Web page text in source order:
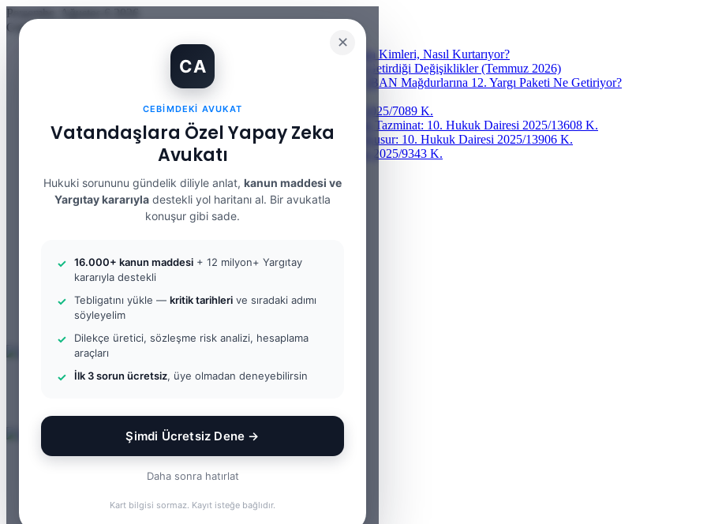
✕
CA
CEBIMDEKI AVUKAT
Vatandaşlara Özel Yapay Zeka
Avukatı
Hukuki sorununu gündelik diliyle anlat, kanun maddesi ve
Yargıtay kararıyla destekli yol haritanı al. Bir avukatla
konuşur gibi sade.
16.000+ kanun maddesi + 12 milyon+ Yargıtay
kararıyla destekli
Tebligatını yükle — kritik tarihleri ve sıradaki adımı
söyleyelim
Dilekçe üretici, sözleşme risk analizi, hesaplama
araçları
İlk 3 sorun ücretsiz, üye olmadan deneyebilirsin
Şimdi Ücretsiz Dene →
Daha sonra hatırlat
Kart bilgisi sormaz. Kayıt isteğe bağlıdır.
Perşembe, Ağustos 6 2026
Güncel Makale
İBAN Kiralama Cezasında Yeni Dönem: TCK 158’e Eklenen Fıkra Kimleri, Nasıl Kurtarıyor?
12. Yargı Paketi Kabul Edildi: Avukat Gözüyle Tüm Maddeler ve Getirdiği Değişiklikler (Temmuz 2026)
Banka Hesabımı Dolandırıcılara Kullandırdım, Başıma Ne Gelir? IBAN Mağdurlarına 12. Yargı Paketi Ne Getiriyor?
Yargıtay Kararı İncelemesi ve Tanık Beyanları: 9. Hukuk Dairesi 2025/7089 K.
Kusur Belirlemesinin Maddi ve Manevi Tazminata Etkisi ve Maddi Tazminat: 10. Hukuk Dairesi 2025/13608 K.
Kusur Belirlemesinin Maddi ve Manevi Tazminata Etkisi ve Ağır Kusur: 10. Hukuk Dairesi 2025/13906 K.
Kira Sözleşmesinin Feshi ve Bilirkişi İncelemesi: 9. Hukuk Dairesi 2025/9343 K.
Yargıtay Kararı İncelemesi: 2. Ceza Dairesi 2026/4266 K.
Facebook
WhatsApp
Kayıt Ol
Rastgele Makale
Kenar Bölmesi
Menü
ANASAYFA
Ceza Hukuku